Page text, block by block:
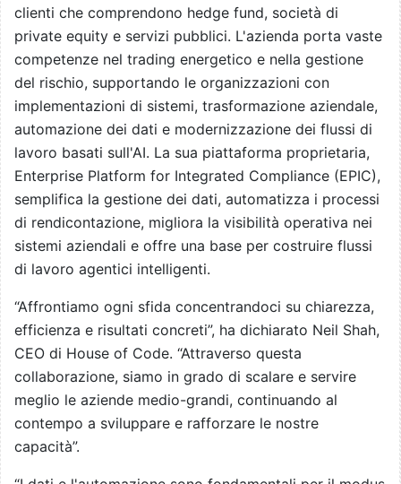
clienti che comprendono hedge fund, società di
private equity e servizi pubblici. L'azienda porta vaste
competenze nel trading energetico e nella gestione
del rischio, supportando le organizzazioni con
implementazioni di sistemi, trasformazione aziendale,
automazione dei dati e modernizzazione dei flussi di
lavoro basati sull'AI. La sua piattaforma proprietaria,
Enterprise Platform for Integrated Compliance (EPIC),
semplifica la gestione dei dati, automatizza i processi
di rendicontazione, migliora la visibilità operativa nei
sistemi aziendali e offre una base per costruire flussi
di lavoro agentici intelligenti.
“Affrontiamo ogni sfida concentrandoci su chiarezza,
efficienza e risultati concreti”, ha dichiarato Neil Shah,
CEO di House of Code. “Attraverso questa
collaborazione, siamo in grado di scalare e servire
meglio le aziende medio-grandi, continuando al
contempo a sviluppare e rafforzare le nostre
capacità”.